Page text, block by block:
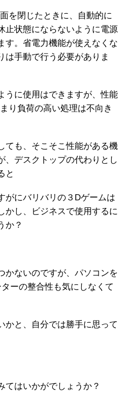
を閉じたときに、自動的に
止状態にならないように電源
す。省電力機能が使えなくな
は手動で行う必要がありま
うに使用はできますが、性能
り負荷の高い処理は不向き
ても、そこそこ性能がある機
、デスクトップの代わりとし
と
がにバリバリの３Dゲームは
かし、ビジネスで使用するに
か？
かないのですが、パソコンを
ーの整合性も気にしなくて
かと、自分では勝手に思って
てはいかがでしょうか？